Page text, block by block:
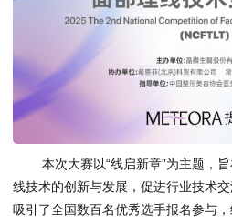
本次大赛以“线启新章”为主题，
线技术的创新与发展，促进行业技术
吸引了全国数百名优秀选手报名参与